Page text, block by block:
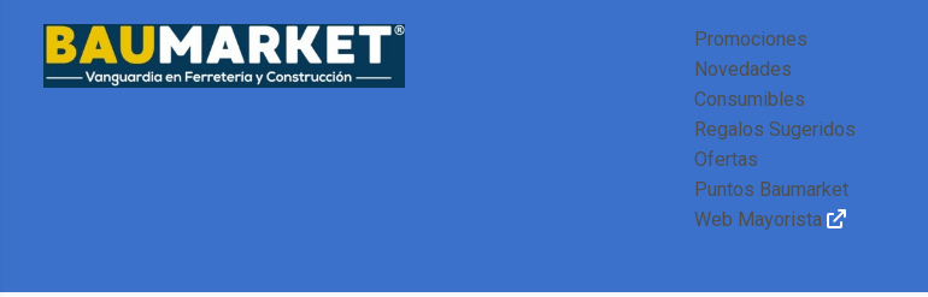
Promociones
Novedades
Consumibles
Regalos Sugeridos
Ofertas
Puntos Baumarket
Web Mayorista